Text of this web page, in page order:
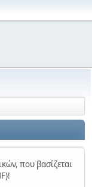
που βασίζεται